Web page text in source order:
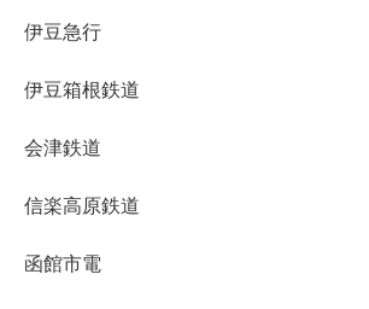
伊豆急行
伊豆箱根鉄道
会津鉄道
信楽高原鉄道
函館市電